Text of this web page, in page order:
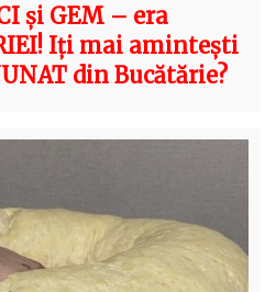
și GEM – era
Iți mai amintești
din Bucătărie?